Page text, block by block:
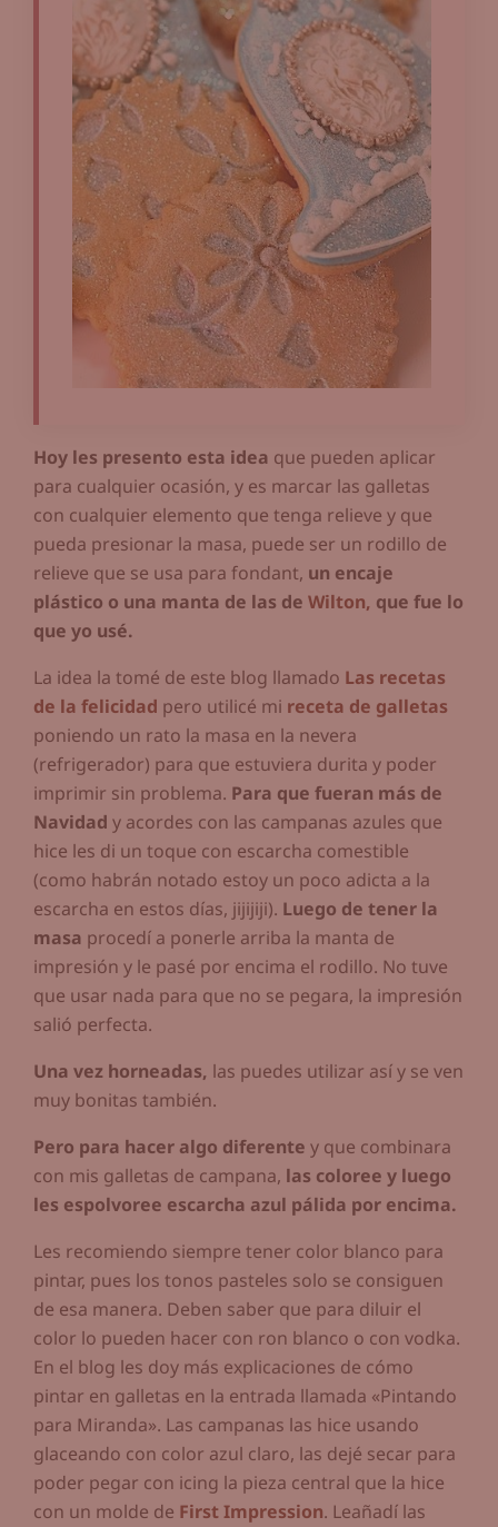
Hoy les presento esta idea que pueden aplicar
para cualquier ocasión, y es marcar las galletas
con cualquier elemento que tenga relieve y que
pueda presionar la masa, puede ser un rodillo de
relieve que se usa para fondant, un encaje
plástico o una manta de las de Wilton, que fue lo
que yo usé.
La idea la tomé de este blog llamado Las recetas
de la felicidad pero utilicé mi receta de galletas
poniendo un rato la masa en la nevera
(refrigerador) para que estuviera durita y poder
imprimir sin problema. Para que fueran más de
Navidad y acordes con las campanas azules que
hice les di un toque con escarcha comestible
(como habrán notado estoy un poco adicta a la
escarcha en estos días, jijijiji). Luego de tener la
masa procedí a ponerle arriba la manta de
impresión y le pasé por encima el rodillo. No tuve
que usar nada para que no se pegara, la impresión
salió perfecta.
Una vez horneadas, las puedes utilizar así y se ven
muy bonitas también.
Pero para hacer algo diferente y que combinara
con mis galletas de campana, las coloree y luego
les espolvoree escarcha azul pálida por encima.
Les recomiendo siempre tener color blanco para
pintar, pues los tonos pasteles solo se consiguen
de esa manera. Deben saber que para diluir el
color lo pueden hacer con ron blanco o con vodka.
En el blog les doy más explicaciones de cómo
pintar en galletas en la entrada llamada «Pintando
para Miranda». Las campanas las hice usando
glaceando con color azul claro, las dejé secar para
poder pegar con icing la pieza central que la hice
con un molde de First Impression. Leañadí las